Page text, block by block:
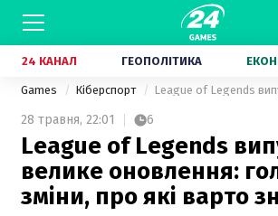
24 КАНАЛ ГЕОПОЛІТИКА
Games Кіберспорт
28 травня, 22:01 6
League of Legends
велике оновлення:
зміни, про які варто